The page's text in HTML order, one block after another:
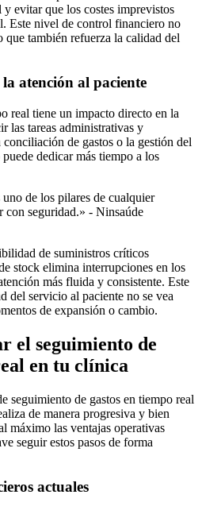
evitar que los costes imprevistos
Este nivel de control financiero no
también refuerza la calidad del
atención al paciente
real tiene un impacto directo en la
las tareas administrativas y
de gastos o la gestión del
dedicar más tiempo a los
de los pilares de cualquier
con seguridad.» - Ninsaúde
de suministros críticos
stock elimina interrupciones en los
más fluida y consistente. Este
del servicio al paciente no se vea
de expansión o cambio.
el seguimiento de
en tu clínica
seguimiento de gastos en tiempo real
de manera progresiva y bien
máximo las ventajas operativas
seguir estos pasos de forma
actuales